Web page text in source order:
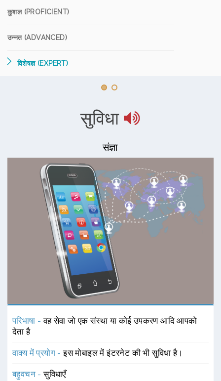
कुशल (PROFICIENT)
उन्नत (ADVANCED)
विशेषज्ञ (EXPERT)
सुविधा
संज्ञा
परिभाषा -वह सेवा जो एक संस्था या कोई उपकरण आदि आपको
देता है
वाक्य में प्रयोग -इस मोबाइल में इंटरनेट की भी सुविधा है।
बहुवचन -सुविधाएँ